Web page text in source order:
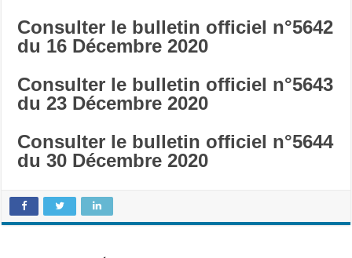
Consulter le bulletin officiel n°5642
du 16 Décembre2020
Consulter le bulletin officiel n°5643
du 23 Décembre2020
Consulter le bulletin officiel n°5644
du 30 Décembre 2020